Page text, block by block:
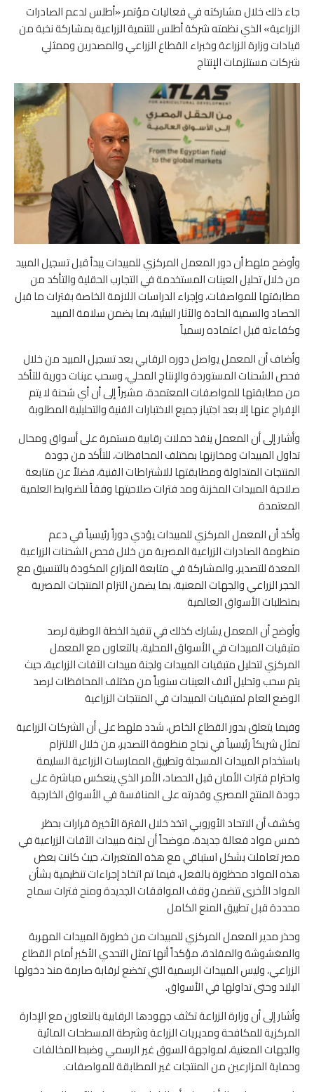
جاء ذلك خلال مشاركته في فعاليات مؤتمر «أطلس لدعم الصادرات
الزراعية» الذي نظمته شركة أطلس للتنمية الزراعية بمشاركة نخبة من
قيادات وزارة الزراعة وخبراء القطاع الزراعي والمصدرين وممثلي
شركات مستلزمات الإنتاج
وأوضح ملهط أن دور المعمل المركزي للمبيدات يبدأ قبل تسجيل المبيد
من خلال تحليل العينات المستخدمة في التجارب الحقلية والتأكد من
مطابقتها للمواصفات، وإجراء الدراسات اللازمة الخاصة بفترات ما قبل
الحصاد والسمية الحادة والآثار البيئية، بما يضمن سلامة المبيد
وكفاءته قبل اعتماده رسمياً
وأضاف أن المعمل يواصل دوره الرقابي بعد تسجيل المبيد من خلال
فحص الشحنات المستوردة والإنتاج المحلي، وسحب عينات دورية للتأكد
من مطابقتها للمواصفات المعتمدة، مشيراً إلى أن أي شحنة لا يتم
الإفراج عنها إلا بعد اجتياز جميع الاختبارات الفنية والتحليلية المطلوبة
وأشار إلى أن المعمل ينفذ حملات رقابية مستمرة على أسواق ومحال
تداول المبيدات ومخازنها بمختلف المحافظات، للتأكد من جودة
المنتجات المتداولة ومطابقتها للاشتراطات الفنية، فضلاً عن متابعة
صلاحية المبيدات المخزنة ومد فترات صلاحيتها وفقاً للضوابط العلمية
المعتمدة
وأكد أن المعمل المركزي للمبيدات يؤدي دوراً رئيسياً في دعم
منظومة الصادرات الزراعية المصرية من خلال فحص الشحنات الزراعية
المعدة للتصدير، والمشاركة في متابعة المزارع المكودة بالتنسيق مع
الحجر الزراعي والجهات المعنية، بما يضمن التزام المنتجات المصرية
بمتطلبات الأسواق العالمية
وأوضح أن المعمل يشارك كذلك في تنفيذ الخطة الوطنية لرصد
متبقيات المبيدات في الأسواق المحلية، بالتعاون مع المعمل
المركزي لتحليل متبقيات المبيدات ولجنة مبيدات الآفات الزراعية، حيث
يتم سحب وتحليل آلاف العينات سنوياً من مختلف المحافظات لرصد
الوضع العام لمتبقيات المبيدات في المنتجات الزراعية
وفيما يتعلق بدور القطاع الخاص، شدد ملهط على أن الشركات الزراعية
تمثل شريكاً رئيسياً في نجاح منظومة التصدير، من خلال الالتزام
باستخدام المبيدات المسجلة وتطبيق الممارسات الزراعية السليمة
واحترام فترات الأمان قبل الحصاد، الأمر الذي ينعكس مباشرة على
جودة المنتج المصري وقدرته على المنافسة في الأسواق الخارجية
وكشف أن الاتحاد الأوروبي اتخذ خلال الفترة الأخيرة قرارات بحظر
خمس مواد فعالة جديدة، موضحاً أن لجنة مبيدات الآفات الزراعية في
مصر تعاملت بشكل استباقي مع هذه المتغيرات، حيث كانت بعض
هذه المواد محظورة بالفعل، فيما تم اتخاذ إجراءات تنظيمية بشأن
المواد الأخرى تتضمن وقف الموافقات الجديدة ومنح فترات سماح
محددة قبل تطبيق المنع الكامل
وحذر مدير المعمل المركزي للمبيدات من خطورة المبيدات المهربة
والمغشوشة والمقلدة، مؤكداً أنها تمثل التحدي الأكبر أمام القطاع
الزراعي، وليس المبيدات الرسمية التي تخضع لرقابة صارمة منذ دخولها
البلاد وحتى تداولها في الأسواق.
وأشار إلى أن وزارة الزراعة تكثف جهودها الرقابية بالتعاون مع الإدارة
المركزية للمكافحة ومديريات الزراعة وشرطة المسطحات المائية
والجهات المعنية، لمواجهة السوق غير الرسمي وضبط المخالفات
وحماية المزارعين من المنتجات غير المطابقة للمواصفات.